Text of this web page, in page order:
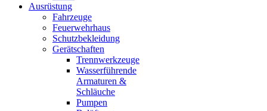
Ausrüstung
Fahrzeuge
Feuerwehrhaus
Schutzbekleidung
Gerätschaften
Trennwerkzeuge
Wasserführende
Armaturen &
Schläuche
Pumpen